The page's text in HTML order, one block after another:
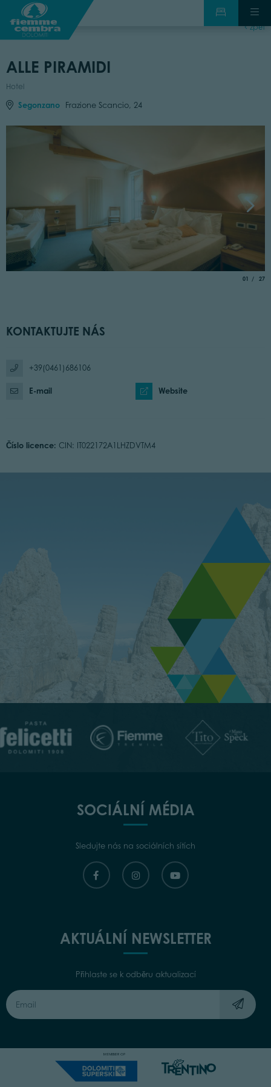
zpět
ALLE PIRAMIDI
Hotel
Segonzano Frazione Scancio, 24
01 of
27
KONTAKTUJTE NÁS
+39(0461)686106
E-mail Website
Číslo licence: CIN: IT022172A1LHZDVTM4
SOCIÁLNÍ MÉDIA
Sledujte nás na sociálních sítích
AKTUÁLNÍ NEWSLETTER
Přihlaste se k odběru aktualizací